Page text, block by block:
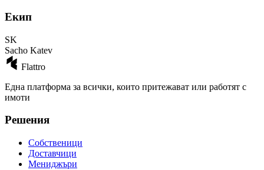
Екип
SK
Sacho Katev
Flattro
Една платформа за всички, които притежават или работят с
имоти
Решения
Собственици
Доставчици
Мениджъри